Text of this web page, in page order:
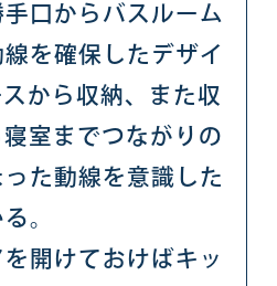
口からバスルーム
を確保したデザイ
から収納、また収
室までつながりの
た動線を意識した
。
開けておけばキッ